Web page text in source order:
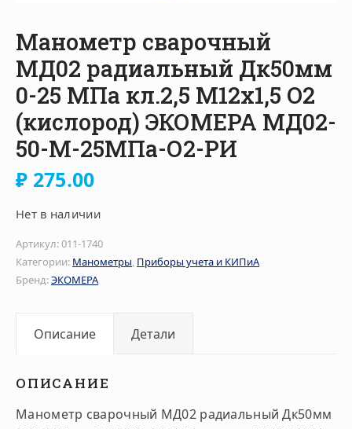
Манометр сварочный
МД02 радиальный Дк50мм
0-25 МПа кл.2,5 М12х1,5 O2
(кислород) ЭКОМЕРА МД02-
50-М-25МПа-О2-РИ
₽ 275.00
Нет в наличии
Артикул:011-1740
Категории: Манометры, Приборы учета и КИПиА
Бренд:ЭКОМЕРА
Описание Детали
ОПИСАНИЕ
Манометр сварочный МД02 радиальный Дк50мм